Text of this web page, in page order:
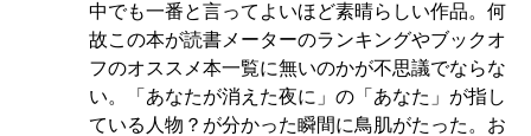
中でも一番と言ってよいほど素晴らしい作品。何
故この本が読書メーターのランキングやブックオ
フのオススメ本一覧に無いのかが不思議でならな
い。「あなたが消えた夜に」の「あなた」が指し
ている人物？が分かった瞬間に鳥肌がたった。お